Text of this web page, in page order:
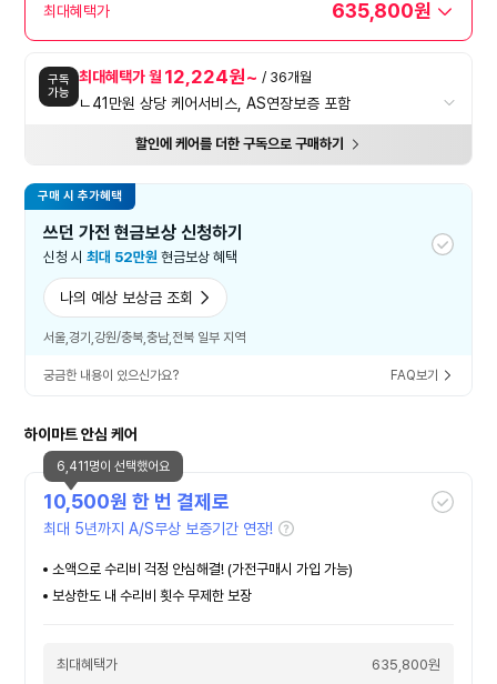
최대혜택가 635,800원
구독
가능
최대혜택가 월 12,224원~ / 36개월
ㄴ41만원 상당 케어서비스, AS연장보증 포함
할인에 케어를 더한 구독으로 구매하기
구매 시 추가혜택
쓰던 가전 현금보상 신청하기
신청 시 최대 52만원 현금보상 혜택
나의 예상 보상금 조회
서울,경기,강원/충북,충남,전북 일부 지역
궁금한 내용이 있으신가요? FAQ보기
하이마트 안심 케어
10,500원 한 번 결제로
최대 5년까지 A/S무상 보증기간 연장!
소액으로 수리비 걱정 안심해결! (가전구매시 가입 가능)
보상한도 내 수리비 횟수 무제한 보장
최대혜택가 635,800원
6,411명이 선택했어요